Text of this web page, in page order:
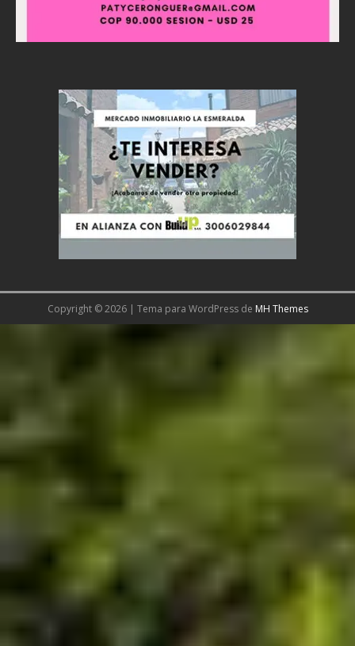
Copyright © 2026 | Tema para WordPress de MH Themes